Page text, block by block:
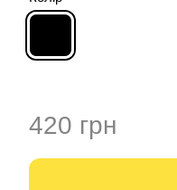
420 грн